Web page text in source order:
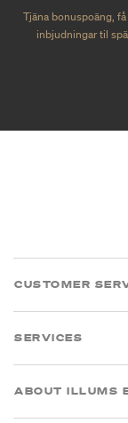
Tjäna bonuspoäng,
inbjudningar til
CUSTOMER
SERVICES
ABOUT ILLUMS